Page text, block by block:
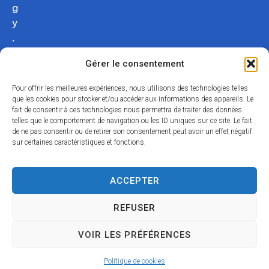
Gérer le consentement
Pour offrir les meilleures expériences, nous utilisons des technologies telles
que les cookies pour stocker et/ou accéder aux informations des appareils. Le
fait de consentir à ces technologies nous permettra de traiter des données
telles que le comportement de navigation ou les ID uniques sur ce site. Le fait
de ne pas consentir ou de retirer son consentement peut avoir un effet négatif
sur certaines caractéristiques et fonctions.
ACCEPTER
REFUSER
VOIR LES PRÉFÉRENCES
Politique de cookies
g
y
.
m
02
54
75
12
contacter
ConfidDonnées
es
Plan
site
© 2024